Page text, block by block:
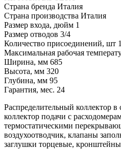
Страна бренда Италия
Страна производства Италия
Размер входа, дюйм 1
Размер отводов 3/4
Количество присоединений, шт
Максимальная рабочая
Ширина, мм 685
Высота, мм 320
Глубина, мм 95
Гарантия, мес. 24
Распределительный коллектор в
коллектор подачи с
термостатическими
воздухоотводчик, клапаны
заглушки торцевые,